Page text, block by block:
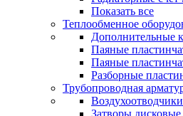
Показать все
Теплообменное
Дополнительные
Паяные
Паяные
Разборные
Трубопроводная
Затворы